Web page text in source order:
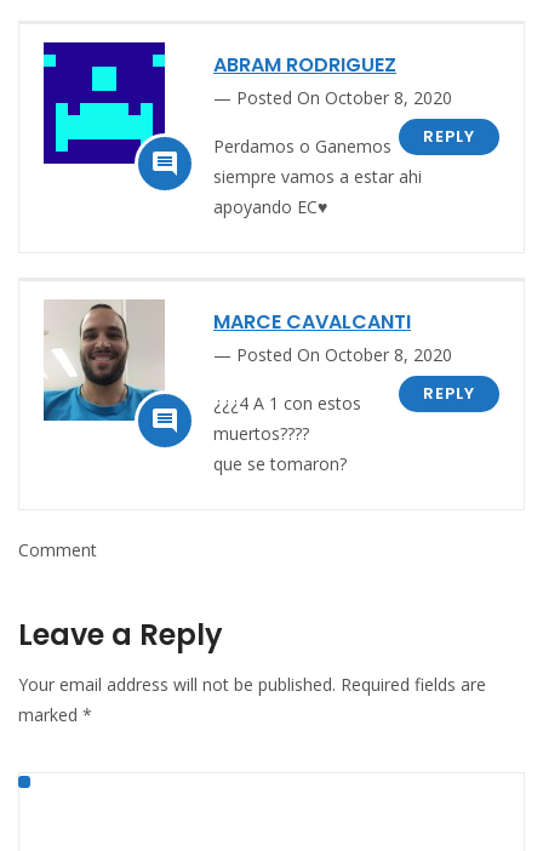

ABRAM RODRIGUEZ
Posted On October 8, 2020
REPLY
Perdamos o Ganemos
siempre vamos a estar ahi
apoyando EC♥

MARCE CAVALCANTI
Posted On October 8, 2020
REPLY
¿¿¿4 A 1 con estos
muertos????
que se tomaron?
Comment
Leave a Reply
Your email address will not be published. Required fields are
marked *